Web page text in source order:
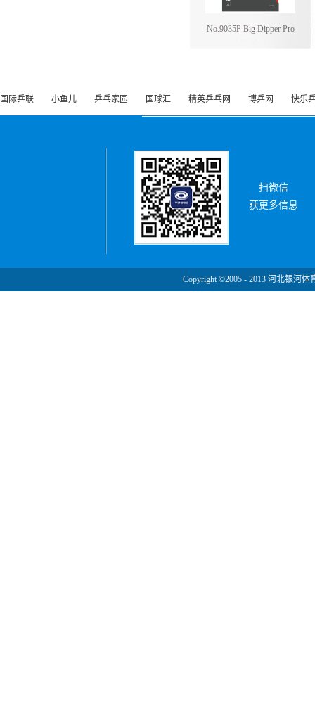
No.9035P Big Dipper Pro
国际乒联 小鱼儿 乒乓家园 国球汇 精英乒乓网 博乒网 快乐
扫微信
获更多信息
Copyright ©2005 - 2013 河北银河体